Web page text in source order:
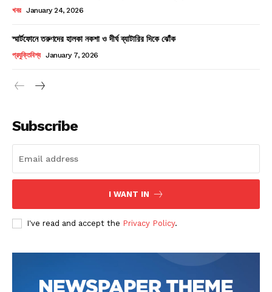
Company
About
Subscription Plans
My account
খবর January 24, 2026
স্মার্টফোনে তরুণদের হালকা নকশা ও দীর্ঘ ব্যাটারির দিকে ঝোঁক
প্রযুক্তিবিশ্ব January 7, 2026
Subscribe
I WANT IN
I've read and accept the Privacy Policy.